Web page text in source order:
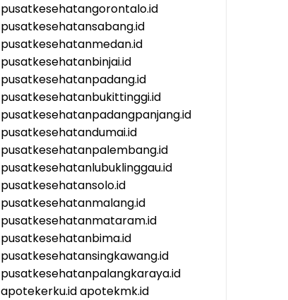
pusatkesehatangorontalo.id
pusatkesehatansabang.id
pusatkesehatanmedan.id
pusatkesehatanbinjai.id
pusatkesehatanpadang.id
pusatkesehatanbukittinggi.id
pusatkesehatanpadangpanjang.id
pusatkesehatandumai.id
pusatkesehatanpalembang.id
pusatkesehatanlubuklinggau.id
pusatkesehatansolo.id
pusatkesehatanmalang.id
pusatkesehatanmataram.id
pusatkesehatanbima.id
pusatkesehatansingkawang.id
pusatkesehatanpalangkaraya.id
apotekerku.idapotekmk.id